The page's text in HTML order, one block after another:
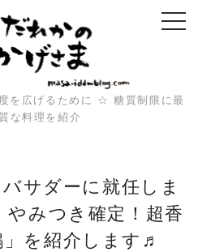
を広げるために ☆ 糖質制限に最
な料理を紹介
サダーに就任しま
みつき確定！超香
を紹介します♬